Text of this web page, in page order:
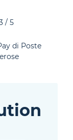
/ 5
di Poste